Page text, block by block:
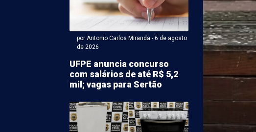
por Antonio Carlos Miranda - 6 de agosto
de 2026
UFPE anuncia concurso
com salários de até R$ 5,2
mil; vagas para Sertão